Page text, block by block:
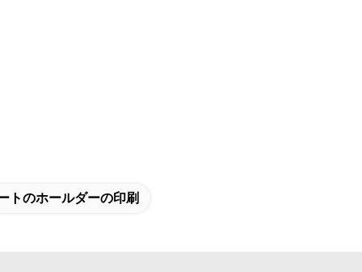
トのホールダーの印刷